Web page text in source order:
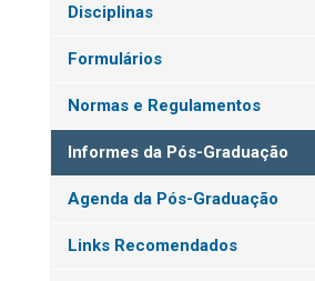
Disciplinas
Formulários
Normas e Regulamentos
Informes da Pós-Graduação
Agenda da Pós-Graduação
Links Recomendados